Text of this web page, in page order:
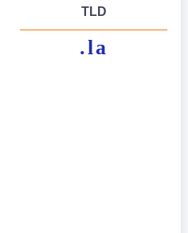
TLD
.la